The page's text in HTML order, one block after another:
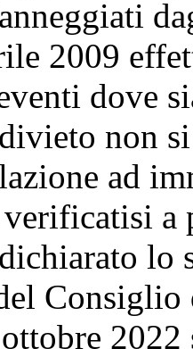
2009
dove
non
ad
a
lo